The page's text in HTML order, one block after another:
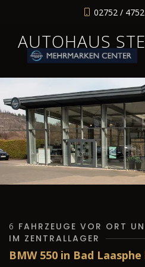
02752 /
AUTOHAUS
6 FAHRZEUGE VOR ORT
IM ZENTRALLAGER
BMW 550 in Bad